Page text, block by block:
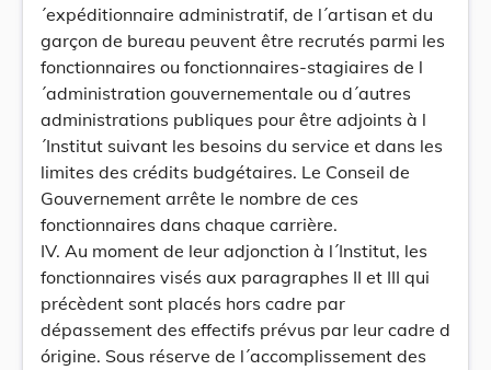
´expéditionnaire administratif, de l´artisan et du
garçon de bureau peuvent être recrutés parmi les
fonctionnaires ou fonctionnaires-stagiaires de l
´administration gouvernementale ou d´autres
administrations publiques pour être adjoints à l
´Institut suivant les besoins du service et dans les
limites des crédits budgétaires. Le Conseil de
Gouvernement arrête le nombre de ces
fonctionnaires dans chaque carrière.
IV. Au moment de leur adjonction à l´Institut, les
fonctionnaires visés aux paragraphes II et III qui
précèdent sont placés hors cadre par
dépassement des effectifs prévus par leur cadre d
órigine. Sous réserve de l´accomplissement des